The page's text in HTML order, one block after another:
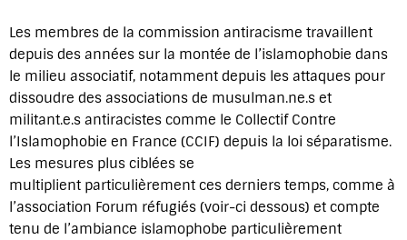
Les membres de la commission antiracisme travaillent
depuis des années sur la montée de l’islamophobie dans
le milieu associatif, notamment depuis les attaques pour
dissoudre des associations de musulman.ne.s et
militant.e.s antiracistes comme le Collectif Contre
l’Islamophobie en France (CCIF) depuis la loi séparatisme.
Les mesures plus ciblées se
multiplient particulièrement ces derniers temps, comme à
l’association Forum réfugiés (voir-ci dessous) et compte
tenu de l’ambiance islamophobe particulièrement